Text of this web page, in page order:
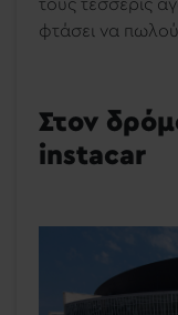
τους τέσσερις
φτάσει να
Στον
instacar